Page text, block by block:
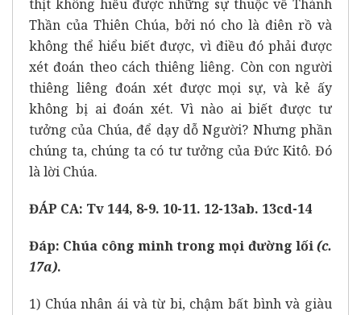
thịt không hiểu được những sự thuộc về Thánh
Thần của Thiên Chúa, bởi nó cho là điên rồ và
không thể hiểu biết được, vì điều đó phải được
xét đoán theo cách thiêng liêng. Còn con người
thiêng liêng đoán xét được mọi sự, và kẻ ấy
không bị ai đoán xét. Vì nào ai biết được tư
tưởng của Chúa, để dạy dỗ Người? Nhưng phần
chúng ta, chúng ta có tư tưởng của Đức Kitô. Đó
là lời Chúa.
ĐÁP CA: Tv 144, 8-9. 10-11. 12-13ab. 13cd-14
Đáp: Chúa công minh trong mọi đường lối(c.
17a).
1) Chúa nhân ái và từ bi, chậm bất bình và giàu